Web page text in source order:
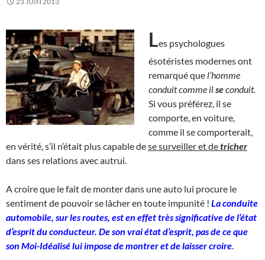
Les psychologues
ésotéristes modernes ont
remarqué que l’homme
conduit comme ilseconduit.
Si vous préférez, il se
comporte, en voiture,
comme il se comporterait,
en vérité, s’il n’était plus capable dese surveiller et detricher
dans ses relations avec autrui.
A croire que le fait de monter dans une auto lui procure le
sentiment de pouvoir se lâcher en toute impunité ! La conduite
automobile, sur les routes, est en effet très significative de l’état
d’esprit du conducteur. De son vrai état d’esprit, pas de ce que
son Moi-Idéalisé lui impose de montrer et de laisser croire